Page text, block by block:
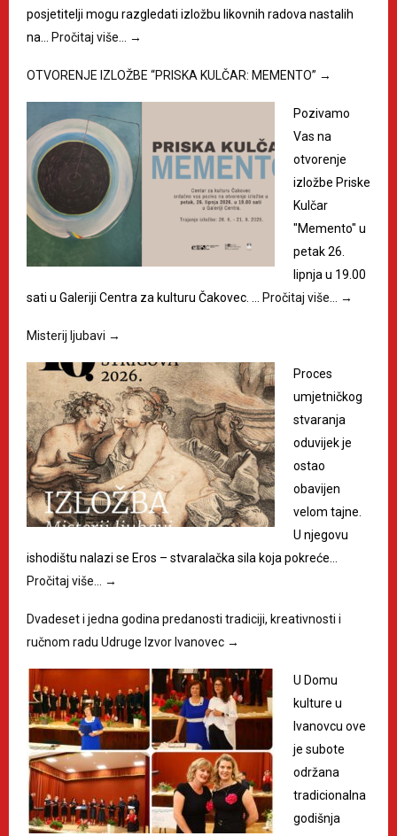
posjetitelji mogu razgledati izložbu likovnih radova nastalih
na… Pročitaj više… →
OTVORENJE IZLOŽBE “PRISKA KULČAR: MEMENTO” →
Pozivamo
Vas na
otvorenje
izložbe Priske
Kulčar
"Memento" u
petak 26.
lipnja u 19.00
sati u Galeriji Centra za kulturu Čakovec. … Pročitaj više… →
Misterij ljubavi →
Proces
umjetničkog
stvaranja
oduvijek je
ostao
obavijen
velom tajne.
U njegovu
ishodištu nalazi se Eros – stvaralačka sila koja pokreće…
Pročitaj više… →
Dvadeset i jedna godina predanosti tradiciji, kreativnosti i
ručnom radu Udruge Izvor Ivanovec →
U Domu
kulture u
Ivanovcu ove
je subote
održana
tradicionalna
godišnja